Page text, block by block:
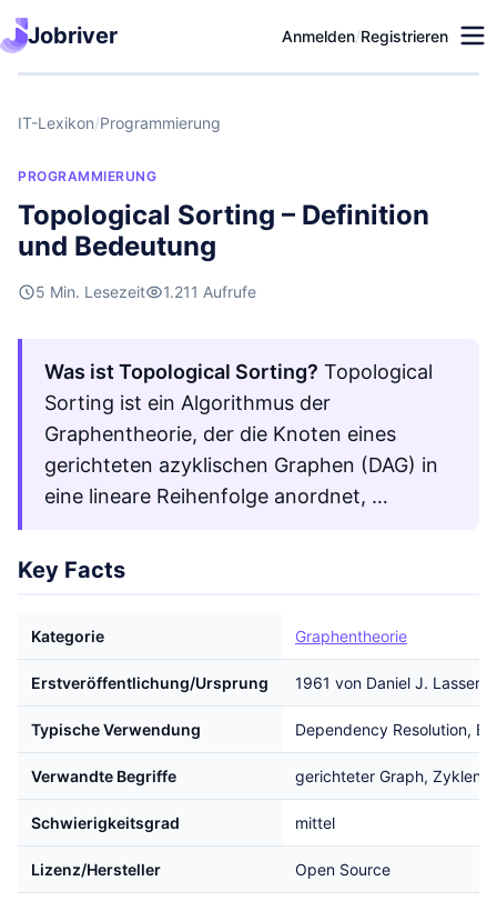
Jobriver Anmelden/Registrieren
IT-Lexikon/Programmierung
PROGRAMMIERUNG
Topological Sorting – Definition
und Bedeutung
5 Min. Lesezeit 1.211 Aufrufe
Was ist Topological Sorting? Topological
Sorting ist ein Algorithmus der
Graphentheorie, der die Knoten eines
gerichteten azyklischen Graphen (DAG) in
eine lineare Reihenfolge anordnet, …
Key Facts
Kategorie Graphentheorie
Erstveröffentlichung/Ursprung 1961 von Daniel J. Lasser
Typische Verwendung Dependency Resolution,
Verwandte Begriffe gerichteter Graph,
Schwierigkeitsgrad mittel
Lizenz/Hersteller Open Source